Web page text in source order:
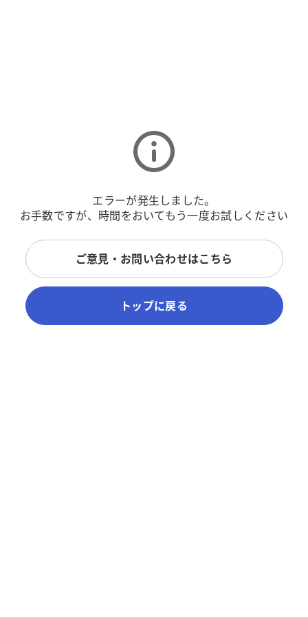
エラーが発生しました。
お手数ですが、時間をおいてもう一度お試しください
ご意見・お問い合わせはこちら
トップに戻る